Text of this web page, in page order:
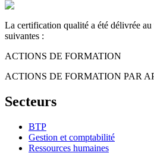
La certification qualité a été délivrée au
suivantes :
ACTIONS DE FORMATION
ACTIONS DE FORMATION PAR
Secteurs
BTP
Gestion et comptabilité
Ressources humaines